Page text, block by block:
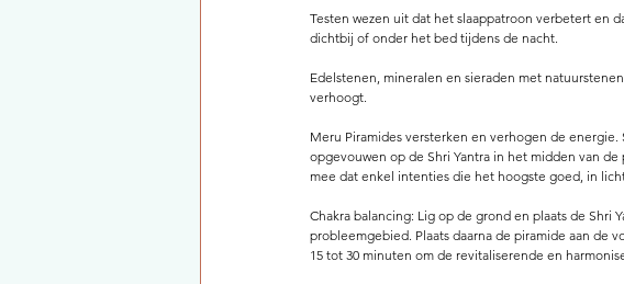
Testen wezen uit dat het slaappatroon verbetert en
dichtbij of onder het bed tijdens de nacht.
Edelstenen, mineralen en sieraden met
verhoogt.
Meru Piramides versterken en verhogen de
opgevouwen op de Shri Yantra in het midden van
mee dat enkel intenties die het hoogste goed, in
Chakra balancing: Lig op de grond en plaats de
probleemgebied. Plaats daarna de piramide aan de
15 tot 30 minuten om de revitaliserende en